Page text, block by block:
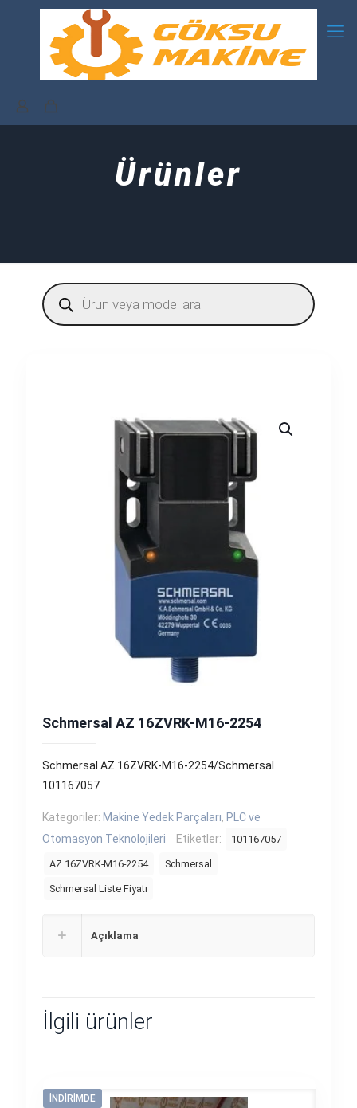
Ürünler
Products
search
Schmersal AZ 16ZVRK-M16-2254
Schmersal AZ 16ZVRK-M16-2254/Schmersal
101167057
Kategoriler: Makine Yedek Parçaları, PLC ve
Otomasyon Teknolojileri
Etiketler: 101167057
AZ 16ZVRK-M16-2254 Schmersal
Schmersal Liste Fiyatı
Açıklama
İlgili ürünler
İNDIRIMDE